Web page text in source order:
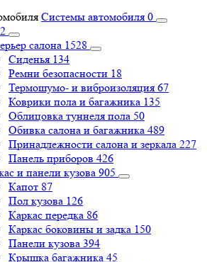
Системы автомобиля 0
салона 1528
Сиденья 134
Ремни безопасности 18
Термошумо- и виброизоляция 67
Коврики пола и багажника 135
Облицовка туннеля пола 50
Обивка салона и багажника 489
Принадлежности салона и зеркала 227
Панель приборов 426
и панели кузова 905
Капот 87
Пол кузова 126
Каркас передка 86
Каркас боковины и задка 150
Панели кузова 394
Крышка багажника 45